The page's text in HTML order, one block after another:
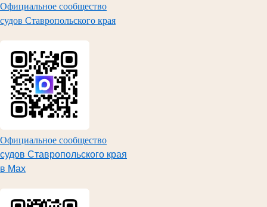
Официальное сообщество
судов Ставропольского края
Официальное сообщество
судов Ставропольского края
в Max